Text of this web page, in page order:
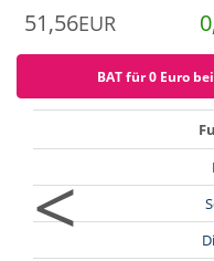
51,56EUR
BAT für 0 Euro
<